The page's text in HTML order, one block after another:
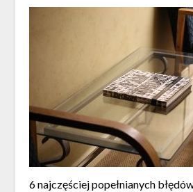
6 najczęściej popełnianych